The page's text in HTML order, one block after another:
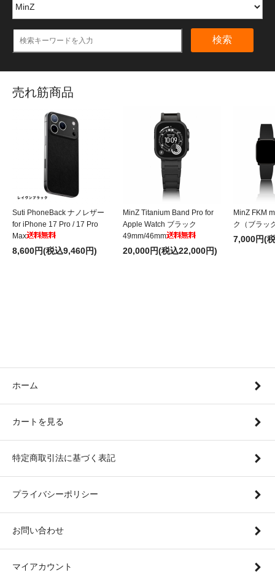
検索
売れ筋商品
Suti PhoneBack ナノレザー
for iPhone 17 Pro / 17 Pro
Max
8,600円(税込9,460円)
MinZ Titanium Band Pro for
Apple Watch ブラック
49mm/46mm
20,000円(税込22,000円)
MinZ FKM
ク（ブラッ
7,000円(
ホーム
カートを見る
特定商取引法に基づく表記
プライバシーポリシー
お問い合わせ
マイアカウント